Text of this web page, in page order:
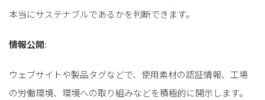
本当にサステナブルであるかを判断できます。
情報公開:
ウェブサイトや製品タグなどで、使用素材の認証情報、工場
の労働環境、環境への取り組みなどを積極的に開示します。
forRetail小売業の方向けサービス
forReuse中古買取業者向けサービス
forRetail小売業の方向けサービス
forReuse中古買取業者向けサービス